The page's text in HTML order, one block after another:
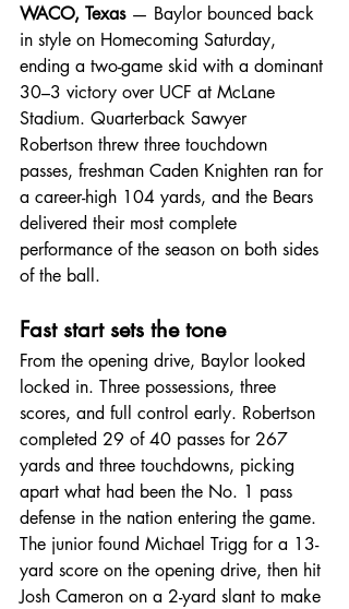
WACO, Texas — Baylor bounced back
in style on Homecoming Saturday,
ending a two-game skid with a dominant
30–3 victory over UCF at McLane
Stadium. Quarterback Sawyer
Robertson threw three touchdown
passes, freshman Caden Knighten ran for
a career-high 104 yards, and the Bears
delivered their most complete
performance of the season on both sides
of the ball.
Fast start sets the tone
From the opening drive, Baylor looked
locked in. Three possessions, three
scores, and full control early. Robertson
completed 29 of 40 passes for 267
yards and three touchdowns, picking
apart what had been the No. 1 pass
defense in the nation entering the game.
The junior found Michael Trigg for a 13-
yard score on the opening drive, then hit
Josh Cameron on a 2-yard slant to make